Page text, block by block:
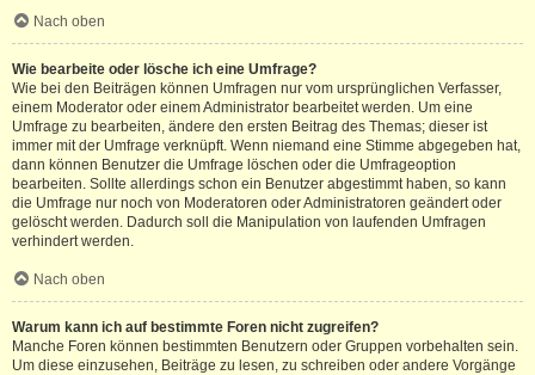
Nach oben
Wie bearbeite oder lösche ich eine Umfrage?
Wie bei den Beiträgen können Umfragen nur vom ursprünglichen Verfasser,
einem Moderator oder einem Administrator bearbeitet werden. Um eine
Umfrage zu bearbeiten, ändere den ersten Beitrag des Themas; dieser ist
immer mit der Umfrage verknüpft. Wenn niemand eine Stimme abgegeben hat,
dann können Benutzer die Umfrage löschen oder die Umfrageoption
bearbeiten. Sollte allerdings schon ein Benutzer abgestimmt haben, so kann
die Umfrage nur noch von Moderatoren oder Administratoren geändert oder
gelöscht werden. Dadurch soll die Manipulation von laufenden Umfragen
verhindert werden.
Nach oben
Warum kann ich auf bestimmte Foren nicht zugreifen?
Manche Foren können bestimmten Benutzern oder Gruppen vorbehalten sein.
Um diese einzusehen, Beiträge zu lesen, zu schreiben oder andere Vorgänge